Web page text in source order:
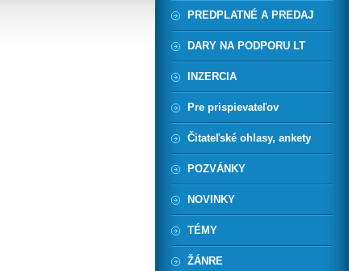
PREDPLATNÉ A PREDAJ
DARY NA PODPORU LT
INZERCIA
Pre prispievateľov
Čitateľské ohlasy, ankety
POZVÁNKY
NOVINKY
TÉMY
ŽÁNRE